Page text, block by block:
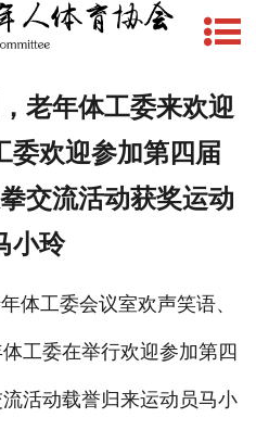
网站首页
文件下载
制度管理
场地建设
赛事活动
先锋典型
老年体工委来欢迎
欢迎参加第四届
交流活动获奖运动
小玲
工委会议室欢声笑语、
工委在举行欢迎参加第四
活动载誉归来运动员马小